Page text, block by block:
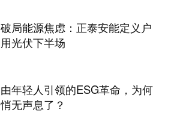
破局能源焦虑：正泰安能定义户
用光伏下半场
由年轻人引领的ESG革命，为何
悄无声息了？